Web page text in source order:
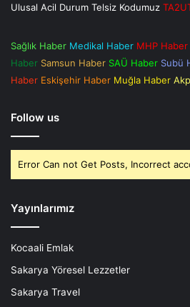
Ulusal Acil Durum Telsiz Kodumuz
Sağlık Haber Medikal Haber MHP Haber
Haber Samsun Haber SAÜ Haber Subü
Haber Eskişehir Haber Muğla Haber
Follow us
Error Can not Get Posts, Incorrect
Yayınlarımız
Kocaali Emlak
Sakarya Yöresel Lezzetler
Sakarya Travel